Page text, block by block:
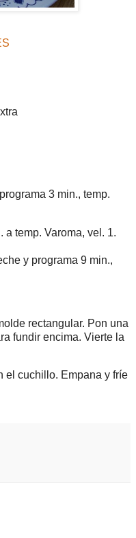
3 min., temp.
a temp. Varoma, vel. 1.
y programa 9 min.,
rectangular. Pon una
fundir encima. Vierte la
el cuchillo. Empana y fríe